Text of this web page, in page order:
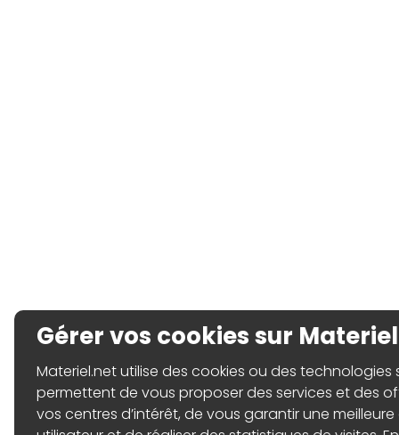
Gérer vos cookies sur
Materiel.net utilise des cookies ou des technologies
permettent de vous proposer des services et des
vos centres d’intérêt, de vous garantir une